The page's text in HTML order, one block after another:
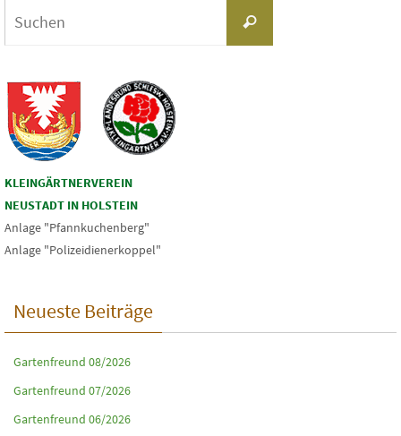
Suchen
KLEINGÄRTNERVEREIN
NEUSTADT IN HOLSTEIN
Anlage "Pfannkuchenberg"
Anlage "Polizeidienerkoppel"
Neueste Beiträge
Gartenfreund 08/2026
Gartenfreund 07/2026
Gartenfreund 06/2026